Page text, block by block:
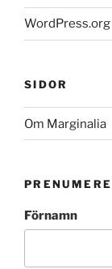
WordPress.org
SIDOR
Om Marginalia
Förnamn